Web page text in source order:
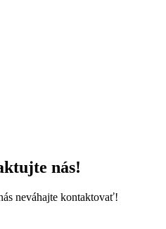
nás!
neváhajte kontaktovať!